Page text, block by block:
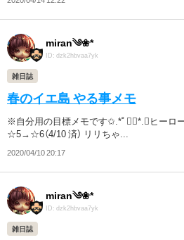
miran༄❀*
ID: dzk2hbvaa7yk
雑日誌
春のイエ島 やる事メモ
※自分用の目標メモです✩.*˚ ❁⃘*.ﾟヒーロ
☆5→☆6（4/10 済） リリちゃ...
2020/04/10 20:17
miran༄❀*
ID: dzk2hbvaa7yk
雑日誌